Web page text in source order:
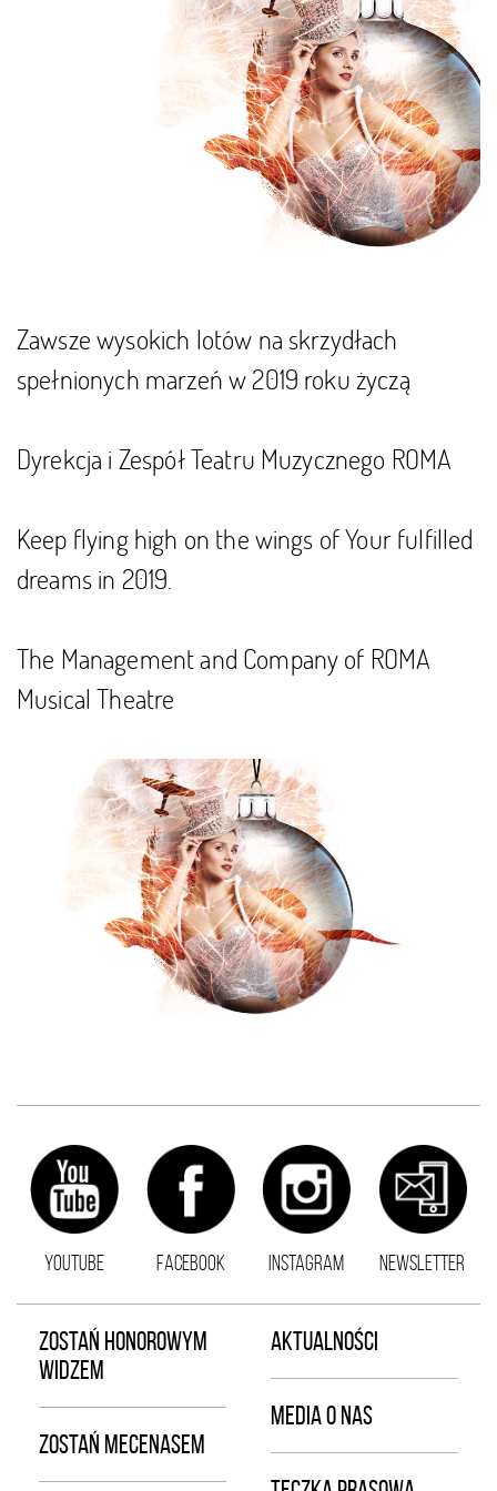
Zawsze wysokich lotów na skrzydłach
spełnionych marzeń w 2019 roku życzą
Dyrekcja i Zespół Teatru Muzycznego ROMA
Keep flying high on the wings of Your fulfilled
dreams in 2019.
The Management and Company of ROMA
Musical Theatre
YOUTUBE FACEBOOK INSTAGRAM NEWSLETTER
ZOSTAŃ HONOROWYM
WIDZEM
ZOSTAŃ MECENASEM
AKTUALNOŚCI
MEDIA O NAS